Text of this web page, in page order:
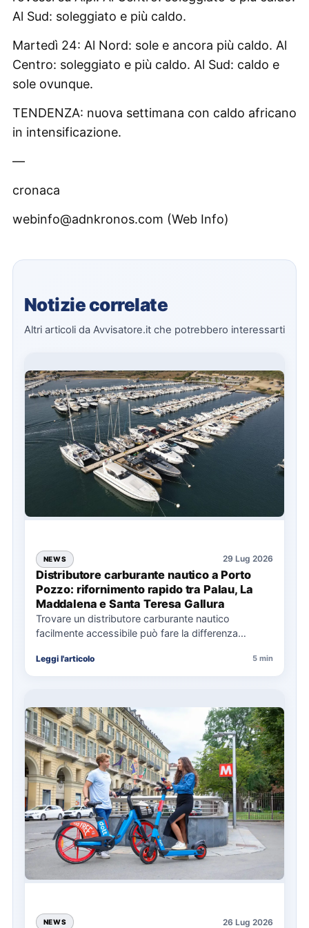
Al Sud: soleggiato e più caldo.
Martedì 24: Al Nord: sole e ancora più caldo. Al
Centro: soleggiato e più caldo. Al Sud: caldo e
sole ovunque.
TENDENZA: nuova settimana con caldo africano
in intensificazione.
—
cronaca
webinfo@adnkronos.com (Web Info)
Notizie correlate
Altri articoli da Avvisatore.it che potrebbero interessarti
NEWS 29 Lug 2026
Distributore carburante nautico a Porto
Pozzo: rifornimento rapido tra Palau, La
Maddalena e Santa Teresa Gallura
Trovare un distributore carburante nautico
facilmente accessibile può fare la differenza
soprattutto…
Leggi l'articolo 5 min
NEWS 26 Lug 2026